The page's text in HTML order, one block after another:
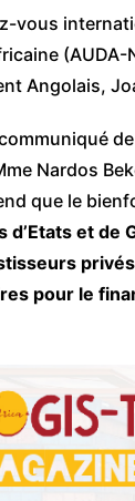
vous
Angolais,
Nardos
que le
d’Etats et
pour le